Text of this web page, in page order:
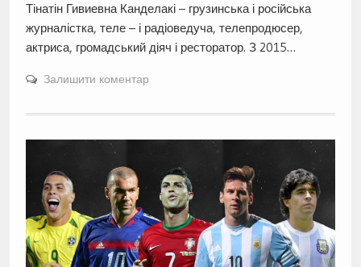
Тінатін Гивиевна Канделакі – грузинська і російська
журналістка, теле – і радіоведуча, телепродюсер,
актриса, громадський діяч і ресторатор. З 2015…
Залишити коментар